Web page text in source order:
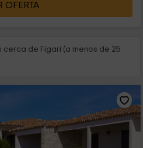
OFERTA
cerca de Figari (a menos de 25